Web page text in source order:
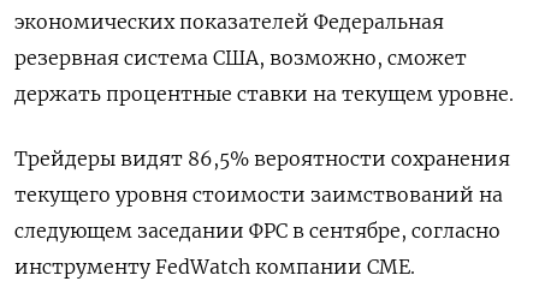
экономических показателей Федеральная
резервная система США, возможно, сможет
держать процентные ставки на текущем уровне.
Трейдеры видят 86,5% вероятности сохранения
текущего уровня стоимости заимствований на
следующем заседании ФРС в сентябре, согласно
инструменту FedWatch компании CME.